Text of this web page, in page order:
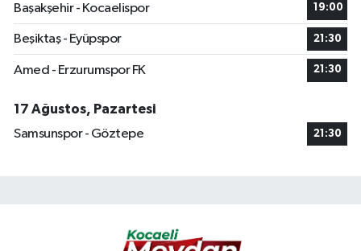
Başakşehir - Kocaelispor
19:00
Beşiktaş - Eyüpspor 21:30
Amed - Erzurumspor FK 21:30
17 Ağustos, Pazartesi
Samsunspor - Göztepe
21:30